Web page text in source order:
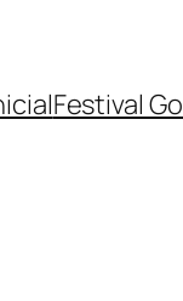
Festival